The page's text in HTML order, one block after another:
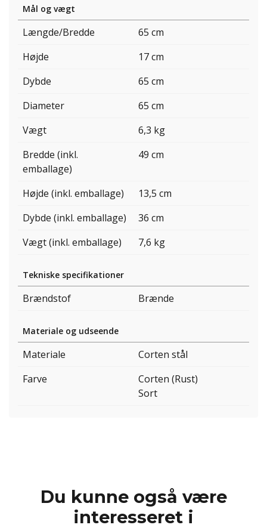
Mål og vægt
Længde/Bredde
65 cm
Højde
17 cm
Dybde
65 cm
Diameter
65 cm
Vægt
6,3 kg
Bredde (inkl.
emballage)
49 cm
Højde (inkl. emballage)
13,5 cm
Dybde (inkl. emballage)
36 cm
Vægt (inkl. emballage)
7,6 kg
Tekniske specifikationer
Brændstof Brænde
Materiale og udseende
Materiale
Corten stål
Farve
Corten (Rust)
Sort
Du kunne også være
interesseret i